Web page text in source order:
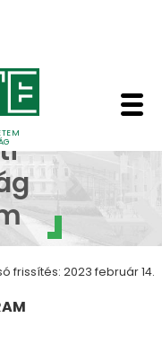
frissítés: 2023 február 14.